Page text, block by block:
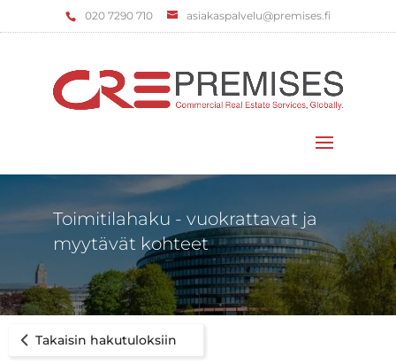
‌020 7290 710 asiakaspalvelu@premises.fi
Toimitilahaku - vuokrattavat ja
myytävät kohteet
Takaisin hakutuloksiin